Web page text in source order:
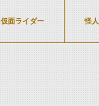
仮面ライダー 怪人